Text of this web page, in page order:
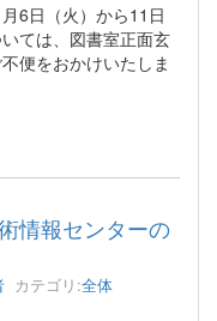
6日（火）から11日
ては、図書室正面玄
便をおかけいたしま
情報センターの
カテゴリ:全体